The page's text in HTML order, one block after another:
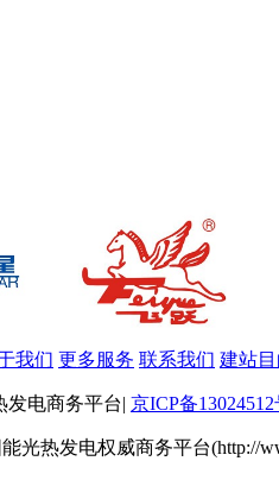
我们 更多服务 联系我们 建站
发电商务平台| 京ICP备13024512
光热发电权威商务平台(http://